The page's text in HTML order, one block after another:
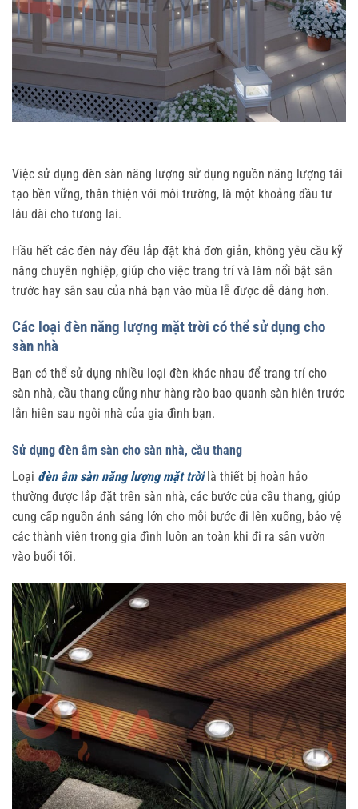
Việc sử dụng đèn sàn năng lượng sử dụng nguồn năng lượng tái
tạo bền vững, thân thiện với môi trường, là một khoảng đầu tư
lâu dài cho tương lai.
Hầu hết các đèn này đều lắp đặt khá đơn giản, không yêu cầu kỹ
năng chuyên nghiệp, giúp cho việc trang trí và làm nổi bật sân
trước hay sân sau của nhà bạn vào mùa lễ được dễ dàng hơn.
Các loại đèn năng lượng mặt trời có thể sử dụng cho
sàn nhà
Bạn có thể sử dụng nhiều loại đèn khác nhau để trang trí cho
sàn nhà, cầu thang cũng như hàng rào bao quanh sàn hiên trước
lẫn hiên sau ngôi nhà của gia đình bạn.
Sử dụng đèn âm sàn cho sàn nhà, cầu thang
Loại đèn âm sàn năng lượng mặt trờilà thiết bị hoàn hảo
thường được lắp đặt trên sàn nhà, các bước của cầu thang, giúp
cung cấp nguồn ánh sáng lớn cho mỗi bước đi lên xuống, bảo vệ
các thành viên trong gia đình luôn an toàn khi đi ra sân vườn
vào buổi tối.